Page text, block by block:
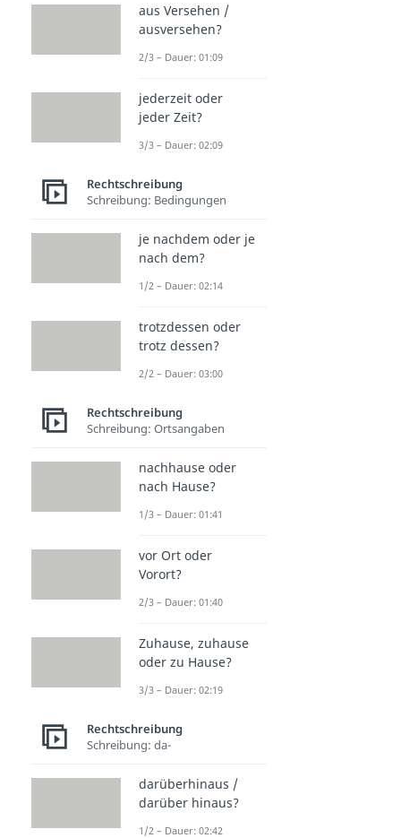
aus Versehen /
ausversehen?
2/3 – Dauer: 01:09
jederzeit oder
jeder Zeit?
3/3 – Dauer: 02:09
Rechtschreibung
Schreibung: Bedingungen
je nachdem oder je
nach dem?
1/2 – Dauer: 02:14
trotzdessen oder
trotz dessen?
2/2 – Dauer: 03:00
Rechtschreibung
Schreibung: Ortsangaben
nachhause oder
nach Hause?
1/3 – Dauer: 01:41
vor Ort oder
Vorort?
2/3 – Dauer: 01:40
Zuhause, zuhause
oder zu Hause?
3/3 – Dauer: 02:19
Rechtschreibung
Schreibung: da-
darüberhinaus /
darüber hinaus?
1/2 – Dauer: 02:42